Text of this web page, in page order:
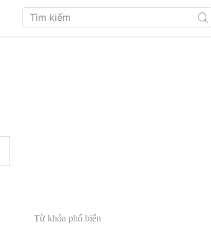
Từ khóa phổ biến